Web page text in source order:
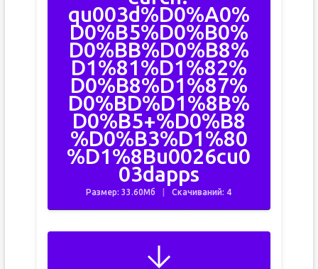
qu003d%D0%A0%
D0%B5%D0%B0%
D0%BB%D0%B8%
D1%81%D1%82%
D0%B8%D1%87%
D0%BD%D1%8B%
D0%B5+%D0%B8
%D0%B3%D1%80
%D1%8Bu0026cu0
03dapps
Размер: 33.60Мб Скачиваний: 4